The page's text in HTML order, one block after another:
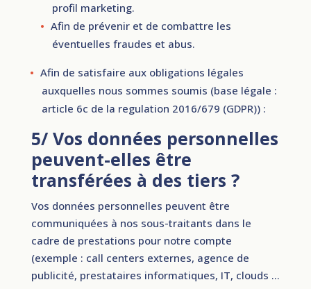
profil marketing.
Afin de prévenir et de combattre les
éventuelles fraudes et abus.
Afin de satisfaire aux obligations légales
auxquelles nous sommes soumis (base légale :
article 6c de la regulation 2016/679 (GDPR)) :
5/ Vos données personnelles
peuvent-elles être
transférées à des tiers ?
Vos données personnelles peuvent être
communiquées à nos sous-traitants dans le
cadre de prestations pour notre compte
(exemple : call centers externes, agence de
publicité, prestataires informatiques, IT, clouds …